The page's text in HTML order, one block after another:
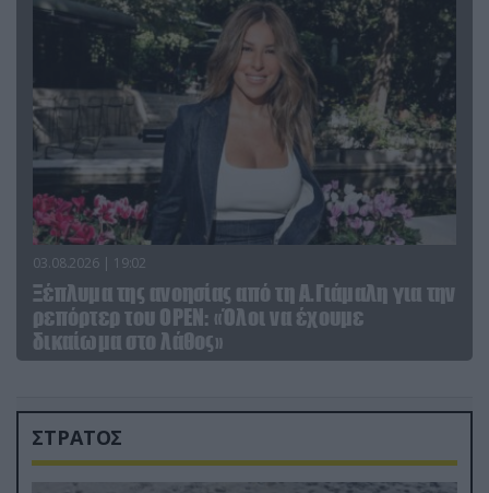
03.08.2026 | 19:02
Ξέπλυμα της ανοησίας από τη Α.Γιάμαλη για την
ρεπόρτερ του ΟΡΕΝ: «Όλοι να έχουμε
δικαίωμα στο λάθος»
ΣΤΡΑΤΟΣ